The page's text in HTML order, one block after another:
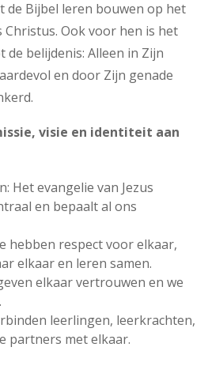
de Bijbel leren bouwen op het
Christus. Ook voor hen is het
belijdenis: Alleen in Zijn
en door Zijn genade
visie en identiteit aan
Het evangelie van Jezus
en bepaalt al ons
hebben respect voor elkaar,
elkaar en leren samen.
elkaar vertrouwen en we
leerlingen, leerkrachten,
partners met elkaar.